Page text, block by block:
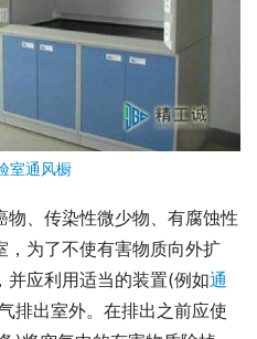
室通风橱
、传染性微少物、有腐蚀性
，为了不使有害物质向外扩
并应利用适当的装置(例如通
排出室外。在排出之前应使